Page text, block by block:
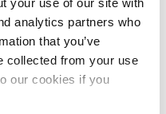
analytics partners who
that you’ve
collected from your use
our cookies if you